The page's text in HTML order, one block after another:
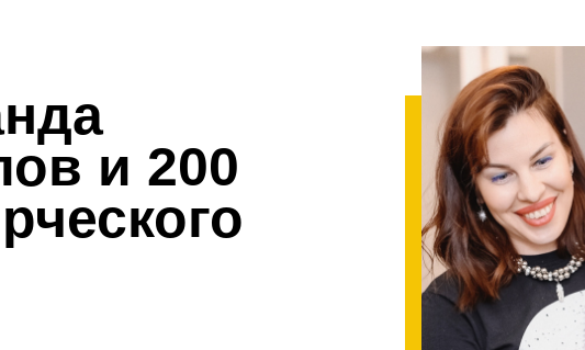
и 200